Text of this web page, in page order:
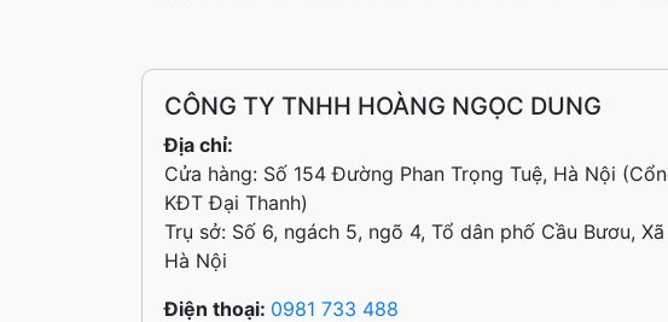
CÔNG TY TNHH HOÀNG NGỌC DUNG
Địa chỉ:
Cửa hàng: Số 154 Đường Phan Trọng Tuệ, Hà Nội
KĐT Đại Thanh)
Trụ sở: Số 6, ngách 5, ngõ 4, Tổ dân phố Cầu Bươu,
Hà Nội
Điện thoại: 0981 733 488